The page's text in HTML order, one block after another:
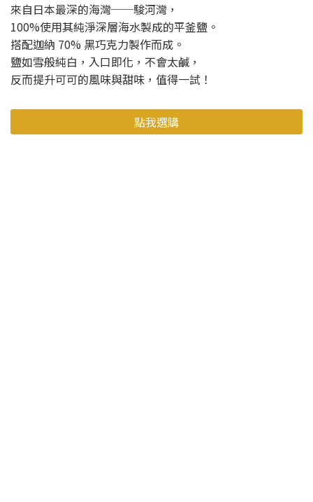
來自日本最深的海灣──駿河灣，
100%使用其純淨深層海水製成的平釜鹽。
搭配迦納 70% 黑巧克力製作而成。
鹽如雪般純白，入口即化，不會太鹹，
反而提升可可的風味與甜味，值得一試！
點我選購